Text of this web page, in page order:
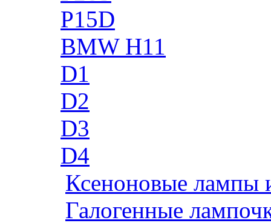
P15D
BMW H11
D1
D2
D3
D4
Ксеноновые лампы
Галогенные